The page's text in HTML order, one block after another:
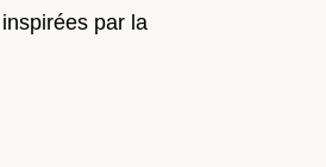
par la